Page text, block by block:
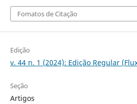
Fomatos de Citação
Edição
v. 44 n. 1 (2024): Edição Regular
Seção
Artigos